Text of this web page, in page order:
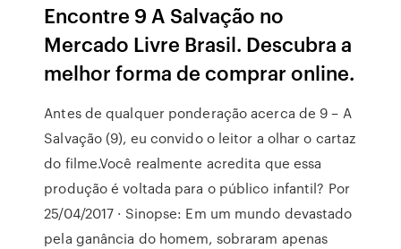
Encontre 9 A Salvação no
Mercado Livre Brasil. Descubra a
melhor forma de comprar online.
Antes de qualquer ponderação acerca de 9 – A
Salvação (9), eu convido o leitor a olhar o cartaz
do filme.Você realmente acredita que essa
produção é voltada para o público infantil? Por
25/04/2017 · Sinopse: Em um mundo devastado
pela ganância do homem, sobraram apenas